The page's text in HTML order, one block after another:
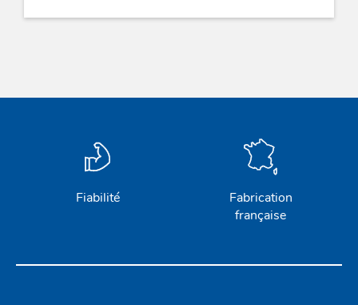
Fiabilité
Fabrication
française